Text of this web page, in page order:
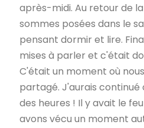
après-midi. Au retour de
sommes posées dans le
pensant dormir et lire.
mises à parler et c'était
C'était un moment où
partagé. J'aurais
des heures ! Il y avait le
avons vécu un moment